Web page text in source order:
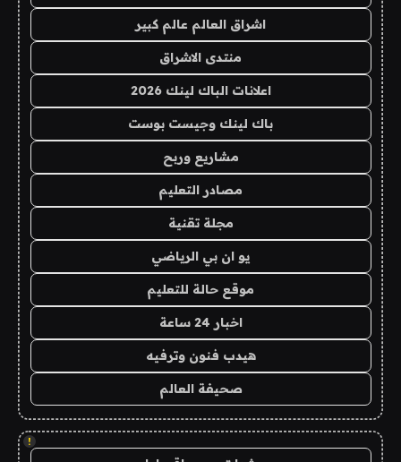
اشراق العالم عالم كبير
منتدى الاشراق
اعلانات الباك لينك 2026
باك لينك وجيست بوست
مشاريع وربح
مصادر التعليم
مجلة تقنية
يو ان بي الرياضي
موقع حالة للتعليم
اخبار 24 ساعة
هيدب فنون وترفيه
صحيفة العالم
!